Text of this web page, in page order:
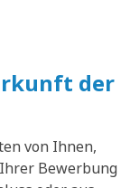
der
von Ihnen,
Bewerbung